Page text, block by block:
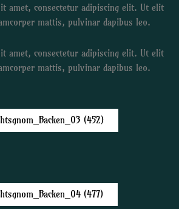
amet, consectetur adipiscing elit. Ut elit
mattis, pulvinar dapibus leo.
amet, consectetur adipiscing elit. Ut elit
mattis, pulvinar dapibus leo.
(452)
(477)